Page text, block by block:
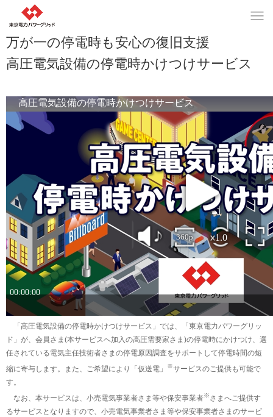
万が一の停電時も安心の復旧支援
高圧電気設備の停電時かけつけサービス
「高圧電気設備の停電時かけつけサービス」では、「東京電力パワーグリッ
ド」が、会員さま(本サービスへ加入の高圧需要家さま)の停電時にかけつけ、選
任されている電気主任技術者さまの停電原因調査をサポートして停電時間の短
縮に寄与します。また、ご希望により「仮送電」
※サービスのご提供も可能で
す。
なお、本サービスは、小売電気事業者さま等や保安事業者※さまへご提供す
るサービスとなりますので、小売電気事業者さま等や保安事業者さまのサービ